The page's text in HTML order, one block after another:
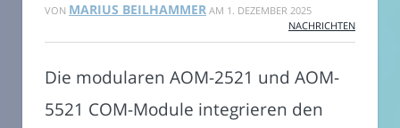
VON MARIUS BEILHAMMER AM 1. DEZEMBER 2025
NACHRICHTEN
Die modularen AOM-2521 und AOM-
5521 COM-Module integrieren den